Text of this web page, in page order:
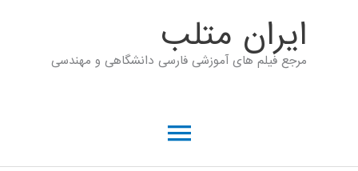
ايران متلب
مرجع فیلم های آموزشی فارسی دانشگاهی و مهندسی
فهرست